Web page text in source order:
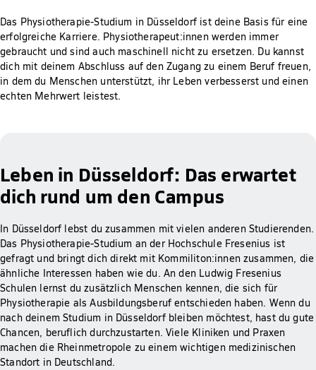
Das Physiotherapie-Studium in Düsseldorf ist deine Basis für eine
erfolgreiche Karriere. Physiotherapeut:innen werden immer
gebraucht und sind auch maschinell nicht zu ersetzen. Du kannst
dich mit deinem Abschluss auf den Zugang zu einem Beruf freuen,
in dem du Menschen unterstützt, ihr Leben verbesserst und einen
echten Mehrwert leistest.
Leben in Düsseldorf: Das erwartet
dich rund um den Campus
In Düsseldorf lebst du zusammen mit vielen anderen Studierenden.
Das Physiotherapie-Studium an der Hochschule Fresenius ist
gefragt und bringt dich direkt mit Kommiliton:innen zusammen, die
ähnliche Interessen haben wie du. An den Ludwig Fresenius
Schulen lernst du zusätzlich Menschen kennen, die sich für
Physiotherapie als Ausbildungsberuf entschieden haben. Wenn du
nach deinem Studium in Düsseldorf bleiben möchtest, hast du gute
Chancen, beruflich durchzustarten. Viele Kliniken und Praxen
machen die Rheinmetropole zu einem wichtigen medizinischen
Standort in Deutschland.